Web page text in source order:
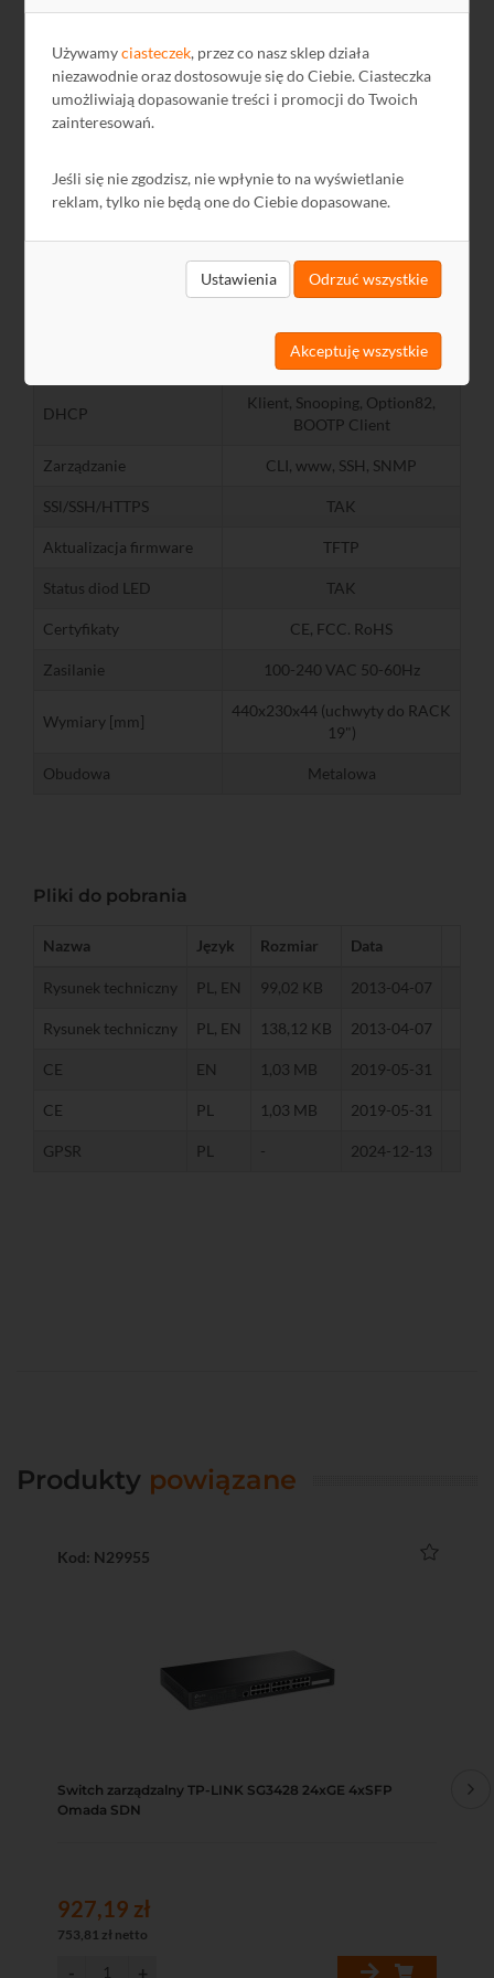
Używamyciasteczek, przez co nasz sklep działa
niezawodnie oraz dostosowuje się do Ciebie. Ciasteczka
umożliwiają dopasowanie treści i promocji do Twoich
zainteresowań.
Jeśli się nie zgodzisz, nie wpłynie to na wyświetlanie
reklam, tylko nie będą one do Ciebie dopasowane.
Ustawienia Odrzuć wszystkie
Akceptuję wszystkie
Spanning Tree
STP, RSTP, MSTP, Loop back
detection, TC protect, BPDU
Filter/Protect
Throttling, IGMP immediate
1,2,3,9
assigment, Guest VLAN, QoS
assignment
DHCP
Klient, Snooping, Option82,
BOOTP Client
Zarządzanie CLI, www, SSH, SNMP
SSl/SSH/HTTPS TAK
Aktualizacja firmware TFTP
Status diod LED TAK
Certyfikaty CE, FCC. RoHS
Zasilanie 100-240 VAC 50-60Hz
Wymiary [mm]
440x230x44 (uchwyty do RACK
19")
Obudowa Metalowa
Pliki do pobrania
Nazwa Język Rozmiar Data
Rysunek techniczny PL, EN 99,02 KB 2013-04-07
Rysunek techniczny PL, EN 138,12 KB 2013-04-07
CE EN 1,03 MB 2019-05-31
CE PL 1,03 MB 2019-05-31
GPSR PL - 2024-12-13
Produkty powiązane
Kod: N29955
Switch zarządzalny TP-LINK SG3428 24xGE 4xSFP
Omada SDN
927,19 zł
753,81 zł netto